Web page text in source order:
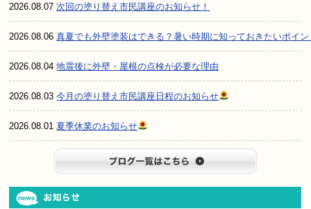
2026.08.07次回の塗り替え市民講座のお知らせ！
2026.08.06真夏でも外壁塗装はできる？暑い時期に知っておきたいポイン
2026.08.04地震後に外壁・屋根の点検が必要な理由
2026.08.03今月の塗り替え市民講座日程のお知らせ
2026.08.01 夏季休業のお知らせ